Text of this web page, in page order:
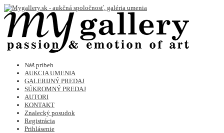
Náš príbeh
AUKCIA UMENIA
GALERIJNÝ PREDAJ
SÚKROMNÝ PREDAJ
AUTORI
KONTAKT
Znalecký posudok
Registrácia
Prihlásenie